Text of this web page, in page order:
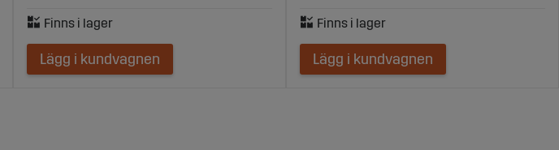
Lägg i kundvagnen Lägg i kundvagnen